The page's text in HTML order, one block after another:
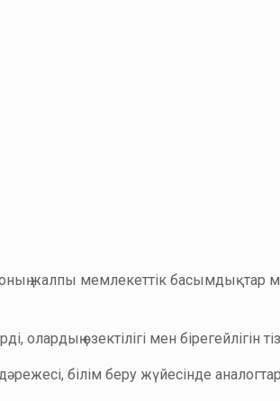
жалпы мемлекеттік
өзектілігі мен бірегейлігін
білім беру жүйесінде